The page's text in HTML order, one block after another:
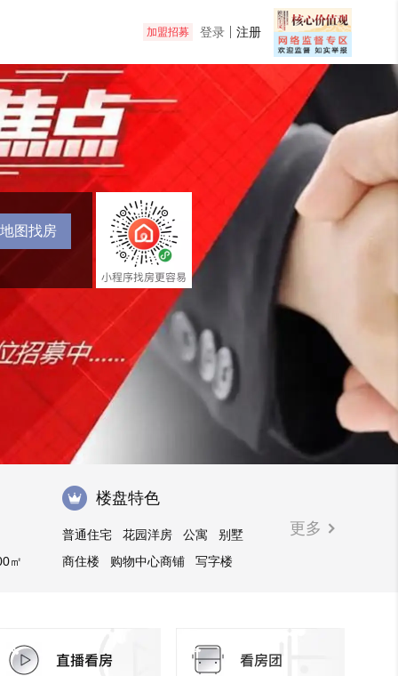
加盟招募 登录 注册
地图找房
㎡
楼盘特色
普通住宅 花园洋房 公寓
别墅
商住楼
购物中心商铺
写字楼
更多